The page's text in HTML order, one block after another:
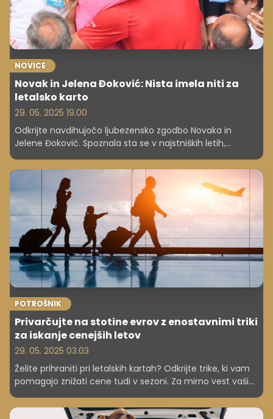
NOVICE
Novak in Jelena Đoković: Nista imela niti za
letalsko karto
29. 05. 2025 19.00
Odkrijte navdihujočo ljubezensko zgodbo Novaka in
Jelene Đoković. Spoznala sta se v najstniških letih,
presegla izzive zveze na daljavo in finančne težave, da bi
skupaj dosegla svetovni vrh. Zgodba o iskrenosti, podpori
in iskanju pravega ravnovesja v življenju.
POTROŠNIK
Privarčujte na stotine evrov z enostavnimi triki
za iskanje cenejših letov
29. 05. 2025 03.03
Želite prihraniti pri letalskih kartah? Odkrijte trike, ki vam
pomagajo znižati cene tudi v sezoni. Za mirno vest vaših
financ na potovanju.